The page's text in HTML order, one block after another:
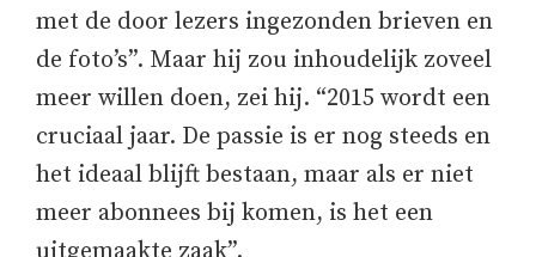
met de door lezers ingezonden brieven en
de foto’s”. Maar hij zou inhoudelijk zoveel
meer willen doen, zei hij. “2015 wordt een
cruciaal jaar. De passie is er nog steeds en
het ideaal blijft bestaan, maar als er niet
meer abonnees bij komen, is het een